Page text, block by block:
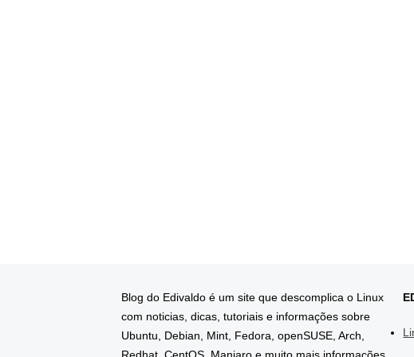
Blog do Edivaldo é um site que descomplica o Linux
com noticias, dicas, tutoriais e informações sobre
Ubuntu, Debian, Mint, Fedora, openSUSE, Arch,